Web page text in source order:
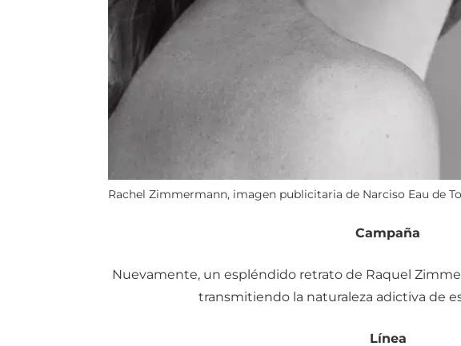
Rachel Zimmermann, imagen publicitaria de Narciso Eau de
Campaña
Nuevamente, un espléndido retrato de Raquel
transmitiendo la naturaleza adictiva de
Línea